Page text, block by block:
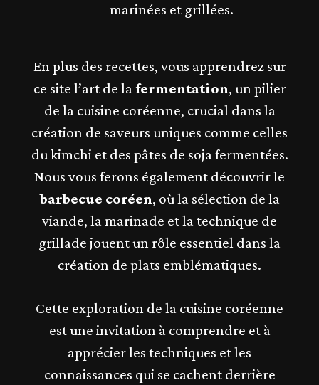
marinées et grillées.
En plus des recettes, vous apprendrez sur
ce site l’art de lafermentation, un pilier
de la cuisine coréenne, crucial dans la
création de saveurs uniques comme celles
du kimchi et des pâtes de soja fermentées.
Nous vous ferons également découvrir le
barbecue coréen, où la sélection de la
viande, la marinade et la technique de
grillade jouent un rôle essentiel dans la
création de plats emblématiques.
Cette exploration de la cuisine coréenne
est une invitation à comprendre et à
apprécier les techniques et les
connaissances qui se cachent derrière